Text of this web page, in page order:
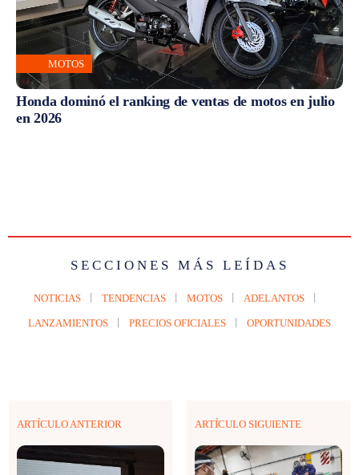
MOTOS
Honda dominó el ranking de ventas de motos en julio
en 2026
SECCIONES MÁS LEÍDAS
NOTICIAS TENDENCIAS MOTOS ADELANTOS
LANZAMIENTOS PRECIOS OFICIALES OPORTUNIDADES
ARTÍCULO ANTERIOR ARTÍCULO SIGUIENTE